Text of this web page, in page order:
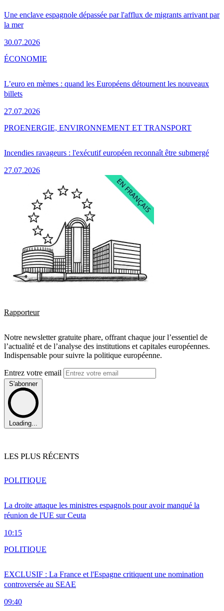
Une enclave espagnole dépassée par l'afflux de migrants arrivant par
la mer
30.07.2026
L’euro en mèmes : quand les Européens détournent les nouveaux
billets
27.07.2026
ÉCONOMIE
Incendies ravageurs : l'exécutif européen reconnaît être submergé
27.07.2026
PROENERGIE, ENVIRONNEMENT ET TRANSPORT
Rapporteur
Notre newsletter gratuite phare, offrant chaque jour l’essentiel de
l’actualité et de l’analyse des institutions et capitales européennes.
Indispensable pour suivre la politique européenne.
Entrez votre email
S'abonner
Loading...
LES PLUS RÉCENTS
La droite attaque les ministres espagnols pour avoir manqué la
réunion de l'UE sur Ceuta
10:15
POLITIQUE
EXCLUSIF : La France et l'Espagne critiquent une nomination
controversée au SEAE
09:40
POLITIQUE